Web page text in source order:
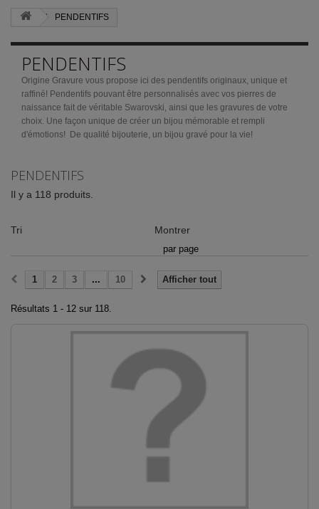
PENDENTIFS
PENDENTIFS
Origine Gravure vous propose ici des pendentifs originaux, unique et
raffiné! Pendentifs pouvant être personnalisés avec vos pierres de
naissance fait de véritable Swarovski, ainsi que les gravures de votre
choix. Une façon unique de créer un bijou mémorable et rempli
d'émotions! De qualité bijouterie, un bijou gravé pour la vie!
PENDENTIFS
Il y a 118 produits.
Tri Montrer
par page
Afficher tout
1 2 3 ... 10
Résultats 1 - 12 sur 118.